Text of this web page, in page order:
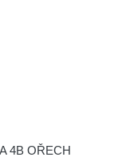
4B OŘECH